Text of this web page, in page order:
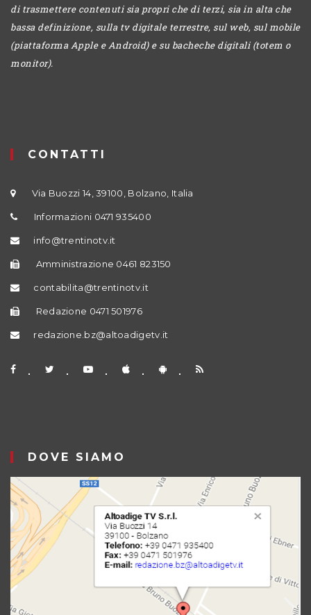
di trasmettere contenuti sia propri che di terzi, sia in alta che
bassa definizione, sulla tv digitale terrestre, sul web, sul mobile
(piattaforma Apple e Android) e su bacheche digitali (totem o
monitor).
CONTATTI
Via Buozzi 14, 39100, Bolzano, Italia
Informazioni 0471 935400
info@trentinotv.it
Amministrazione 0461 823150
contabilita@trentinotv.it
Redazione 0471 501976
redazione.bz@altoadigetv.it
DOVE SIAMO